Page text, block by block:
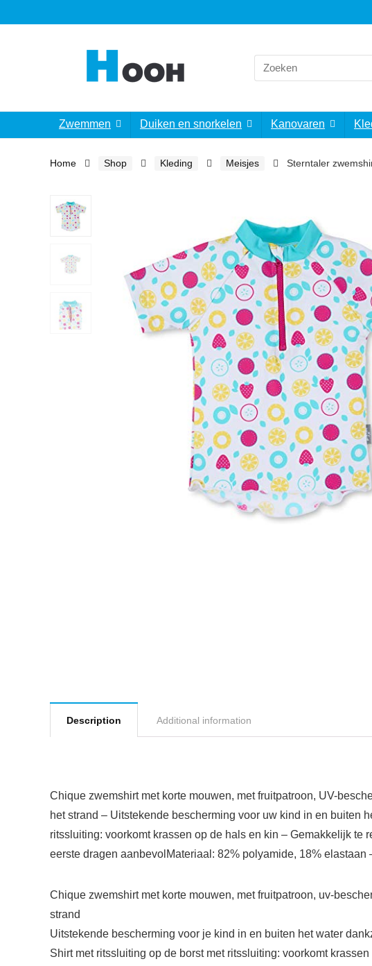
Search
for:
Zwemmen Duiken en snorkelen Kanovaren
Home Shop Kleding Meisjes Sterntaler
Description Additional information
Chique zwemshirt met korte mouwen, met fruitpatroon, UV-
het strand – Uitstekende bescherming voor uw kind in en buiten
ritssluiting: voorkomt krassen op de hals en kin – Gemakkelijk te
eerste dragen aanbevolMateriaal: 82% polyamide, 18%
Chique zwemshirt met korte mouwen, met fruitpatroon, uv-
strand
Uitstekende bescherming voor je kind in en buiten het water
Shirt met ritssluiting op de borst met ritssluiting: voorkomt